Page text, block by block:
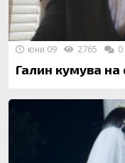
Галин кумува на
юни 09 2765 0